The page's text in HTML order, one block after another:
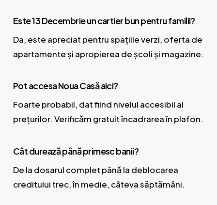
Este 13 Decembrie un cartier bun pentru familii?
Da, este apreciat pentru spațiile verzi, oferta de
apartamente și apropierea de școli și magazine.
Pot accesa Noua Casă aici?
Foarte probabil, dat fiind nivelul accesibil al
prețurilor. Verificăm gratuit încadrarea în plafon.
Cât durează până primesc banii?
De la dosarul complet până la deblocarea
creditului trec, în medie, câteva săptămâni.